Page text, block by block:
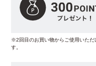
※2回目のお買い物からご使用いただ
す。